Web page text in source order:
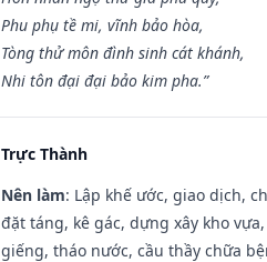
Phu phụ tề mi, vĩnh bảo hòa,
Tòng thử môn đình sinh cát khánh,
Nhi tôn đại đại bảo kim pha.”
Trực Thành
Nên làm: Lập khế ước, giao dịch,
đặt táng, kê gác, dựng xây kho
giếng, tháo nước, cầu thầy chữa